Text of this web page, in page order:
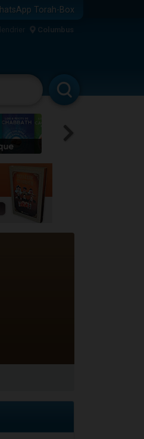
Torah-Box
Columbus